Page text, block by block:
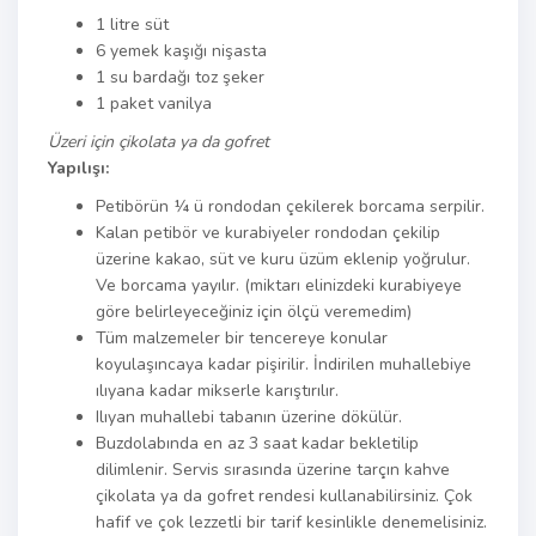
1 litre süt
6 yemek kaşığı nişasta
1 su bardağı toz şeker
1 paket vanilya
Üzeri için çikolata ya da gofret
Yapılışı:
Petibörün ¼ ü rondodan çekilerek borcama serpilir.
Kalan petibör ve kurabiyeler rondodan çekilip
üzerine kakao, süt ve kuru üzüm eklenip yoğrulur.
Ve borcama yayılır. (miktarı elinizdeki kurabiyeye
göre belirleyeceğiniz için ölçü veremedim)
Tüm malzemeler bir tencereye konular
koyulaşıncaya kadar pişirilir. İndirilen muhallebiye
ılıyana kadar mikserle karıştırılır.
Ilıyan muhallebi tabanın üzerine dökülür.
Buzdolabında en az 3 saat kadar bekletilip
dilimlenir. Servis sırasında üzerine tarçın kahve
çikolata ya da gofret rendesi kullanabilirsiniz. Çok
hafif ve çok lezzetli bir tarif kesinlikle denemelisiniz.